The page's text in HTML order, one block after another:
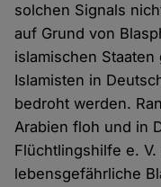
solchen Signals
auf Grund von
islamischen
Islamisten in
bedroht werden.
Arabien floh und in
Flüchtlingshilfe e.
lebensgefährliche